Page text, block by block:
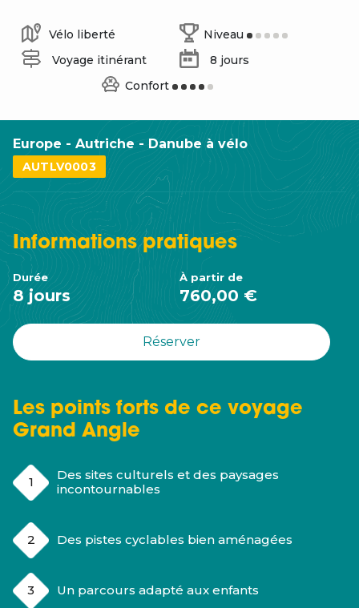
Vélo liberté
Voyage itinérant
8 jours
Niveau
Confort
Europe - Autriche - Danube à vélo
AUTLV0003
Les points forts de ce voyage
Grand Angle
Des sites culturels et des paysages
incontournables
Des pistes cyclables bien aménagées
Un parcours adapté aux enfants
Informationspratiques
Durée
8 jours
À partir de
760,00 €
Réserver